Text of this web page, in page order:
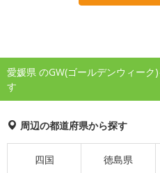
愛媛県 のGW(ゴールデンウィー
す
周辺の都道府県から探す
四国 徳島県